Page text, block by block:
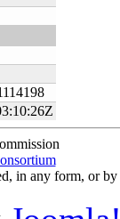
in any form, or